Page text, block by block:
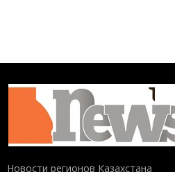
Новости регионов Казахстана